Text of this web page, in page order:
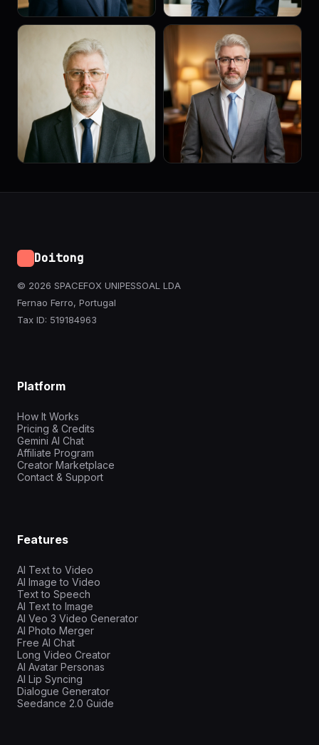
Doitong
© 2026 SPACEFOX UNIPESSOAL LDA
Fernao Ferro, Portugal
Tax ID: 519184963
Platform
How It Works
Pricing & Credits
Gemini AI Chat
Affiliate Program
Creator Marketplace
Contact & Support
Features
AI Text to Video
AI Image to Video
Text to Speech
AI Text to Image
AI Veo 3 Video Generator
AI Photo Merger
Free AI Chat
Long Video Creator
AI Avatar Personas
AI Lip Syncing
Dialogue Generator
Seedance 2.0 Guide